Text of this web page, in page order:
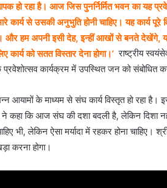
हो रहा है। आज जिस पुनर्निर्मित भवन का यह
कार्य से उसकी अनुभुति होनी चाहिए। यह कार्य
और हम अपनी इसी देह, इन्हीं आखों से बनते
कार्य को सतत विस्तार देना होगा।’ राष्ट्रीय
प्रवेशोत्सव कार्यक्रम में उपस्थित जन को संबोधित
आयामों के माध्यम से संघ कार्य विस्तृत हो रहा है।
ने कहा कि आज संघ की दशा बदली है, लेकिन दिशा
भी, लेकिन ऐसा मर्यादा में रहकर होना चाहिए।
करना होगा।